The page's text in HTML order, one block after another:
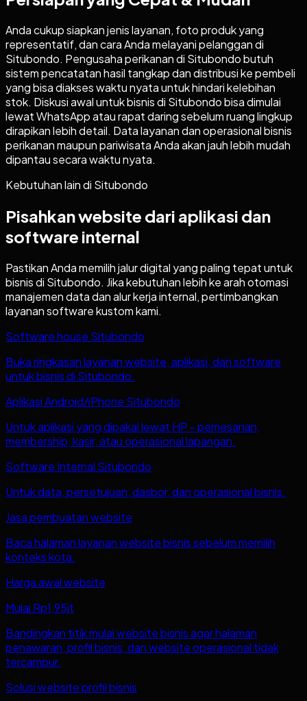
Anda cukup siapkan jenis layanan, foto produk yang
representatif, dan cara Anda melayani pelanggan di
Situbondo. Pengusaha perikanan di Situbondo butuh
sistem pencatatan hasil tangkap dan distribusi ke pembeli
yang bisa diakses waktu nyata untuk hindari kelebihan
stok. Diskusi awal untuk bisnis di Situbondo bisa dimulai
lewat WhatsApp atau rapat daring sebelum ruang lingkup
dirapikan lebih detail. Data layanan dan operasional bisnis
perikanan maupun pariwisata Anda akan jauh lebih mudah
dipantau secara waktu nyata.
Kebutuhan lain di Situbondo
Pisahkan website dari aplikasi dan
software internal
Pastikan Anda memilih jalur digital yang paling tepat untuk
bisnis di Situbondo. Jika kebutuhan lebih ke arah otomasi
manajemen data dan alur kerja internal, pertimbangkan
layanan software kustom kami.
Software house Situbondo
Buka ringkasan layanan website, aplikasi, dan software
untuk bisnis di Situbondo.
Aplikasi Android/iPhone Situbondo
Untuk aplikasi yang dipakai lewat HP - pemesanan,
membership, kasir, atau operasional lapangan.
Software Internal Situbondo
Untuk data, persetujuan, dasbor, dan operasional bisnis.
Jasa pembuatan website
Baca halaman layanan website bisnis sebelum memilih
konteks kota.
Harga awal website
Mulai Rp1,95jt
Bandingkan titik mulai website bisnis agar halaman
penawaran, profil bisnis, dan website operasional tidak
tercampur.
Solusi website profil bisnis